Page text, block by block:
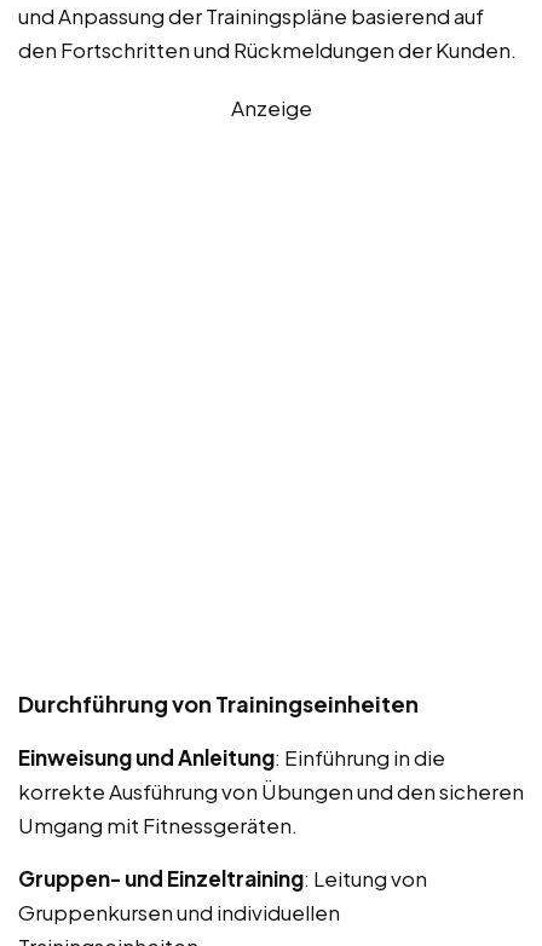
und Anpassung der Trainingspläne basierend auf
den Fortschritten und Rückmeldungen der Kunden.
Anzeige
Durchführung von Trainingseinheiten
Einweisung und Anleitung: Einführung in die
korrekte Ausführung von Übungen und den sicheren
Umgang mit Fitnessgeräten.
Gruppen- und Einzeltraining: Leitung von
Gruppenkursen und individuellen